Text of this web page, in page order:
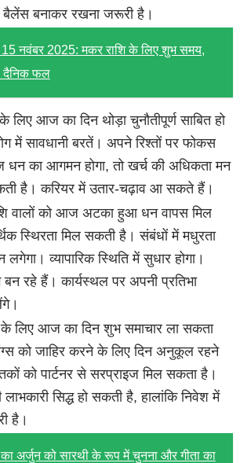
बनाकर रखना जरूरी है।
नवंबर 2025: मकर राशि के लिए शुभ समय,
दैनिक फल
लिए आज का दिन थोड़ा चुनौतीपूर्ण साबित हो
में सावधानी बरतें। अपने रिश्तों पर फोकस
का आगमन होगा, तो खर्च की अधिकता मन
है। करियर में उतार-चढ़ाव आ सकते हैं।
वालों को आज अटका हुआ धन वापस मिल
स्थिरता मिल सकती है। संबंधों में मधुरता
व्यापारिक स्थिति में सुधार होगा।
बन रहे हैं। कार्यस्थल पर अपनी प्रतिभा
के लिए आज का दिन शुभ समाचार ला सकता
को जाहिर करने के लिए दिन अनुकूल रहने
को पार्टनर से सरप्राइज मिल सकता है।
लाभकारी सिद्ध हो सकती है, हालांकि निवेश में
है।
अर्जुन को सारथी के रूप में चुनना और गीता का